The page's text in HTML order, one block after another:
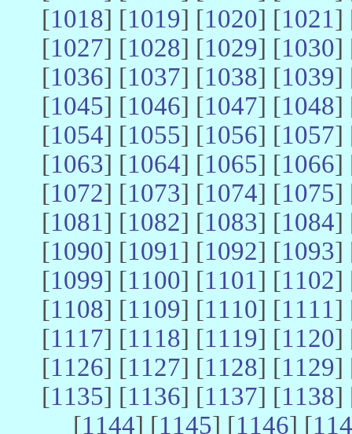
[1018] [1019] [1020] [1021]
[1027] [1028] [1029] [1030]
[1036] [1037] [1038] [1039]
[1045] [1046] [1047] [1048]
[1054] [1055] [1056] [1057]
[1063] [1064] [1065] [1066]
[1072] [1073] [1074] [1075]
[1081] [1082] [1083] [1084]
[1090] [1091] [1092] [1093]
[1099] [1100] [1101] [1102]
[1108] [1109] [1110] [1111]
[1117] [1118] [1119] [1120]
[1126] [1127] [1128] [1129]
[1135] [1136] [1137] [1138]
[1144] [1145] [1146] [